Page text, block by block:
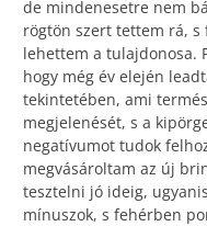
de mindenesetre nem
rögtön szert tettem rá, s
lehettem a tulajdonosa.
hogy még év elején
tekintetében, ami
megjelenését, s a
negatívumot tudok
megvásároltam az új
tesztelni jó ideig,
mínuszok, s fehérben